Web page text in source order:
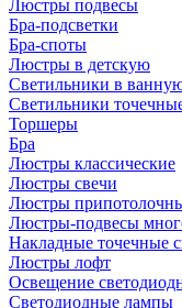
Люстры подвесы
Бра-подсветки
Бра-споты
Люстры в детскую
Светильники в
Светильники
Торшеры
Бра
Люстры классические
Люстры свечи
Люстры
Люстры-подвесы
Накладные точечные
Люстры лофт
Освещение
Светодиодные лампы